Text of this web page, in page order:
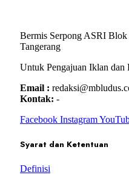
Bermis Serpong ASRI
Tangerang
Untuk Pengajuan Iklan dan
Email :
Kontak: -
Facebook Instagram
Syarat dan Ketentuan
Definisi